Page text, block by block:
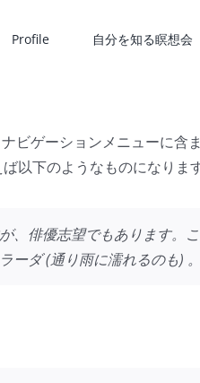
Profile 自分を知る瞑想会
ビゲーションメニューに
以下のようなものになります
俳優志望でもあります。
ダ (通り雨に濡れるのも) 。